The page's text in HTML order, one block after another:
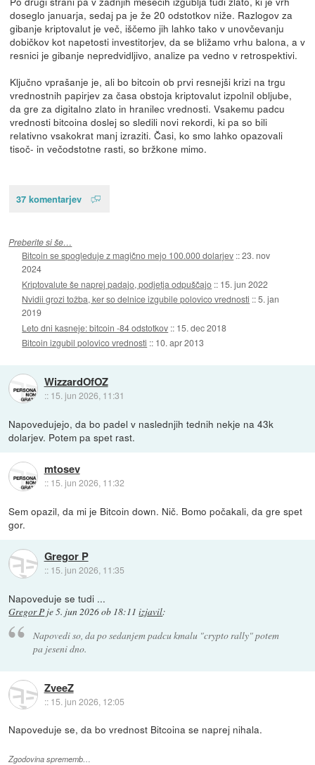
doseglo januarja, sedaj pa je že 20 odstotkov niže. Razlogov za
gibanje kriptovalut je več, iščemo jih lahko tako v unovčevanju
dobičkov kot napetosti investitorjev, da se bližamo vrhu balona, a v
resnici je gibanje nepredvidljivo, analize pa vedno v retrospektivi.
Ključno vprašanje je, ali bo bitcoin ob prvi resnejši krizi na trgu
vrednostnih papirjev za časa obstoja kriptovalut izpolnil obljube,
da gre za digitalno zlato in hranilec vrednosti. Vsakemu padcu
vrednosti bitcoina doslej so sledili novi rekordi, ki pa so bili
relativno vsakokrat manj izraziti. Časi, ko smo lahko opazovali
tisoč- in večodstotne rasti, so bržkone mimo.
37 komentarjev
Preberite si še…
Bitcoin se spogleduje z magično mejo 100.000 dolarjev ::23. nov
2024
Kriptovalute še naprej padajo, podjetja odpuščajo :: 15. jun 2022
Nvidii grozi tožba, ker so delnice izgubile polovico vrednosti ::5. jan
2019
Leto dni kasneje: bitcoin -84 odstotkov :: 15. dec 2018
Bitcoin izgubil polovico vrednosti :: 10. apr 2013
WizzardOfOZ
:: 15. jun 2026, 11:31
Napovedujejo, da bo padel v naslednjih tednih nekje na 43k
dolarjev. Potem pa spet rast.
mtosev
:: 15. jun 2026, 11:32
Sem opazil, da mi je Bitcoin down. Nič. Bomo počakali, da gre spet
gor.
Gregor P
:: 15. jun 2026, 11:35
Napoveduje se tudi ...
Gregor P je5. jun 2026 ob 18:11 izjavil:
Napovedi so, da po sedanjem padcu kmalu "crypto rally" potem
pa jeseni dno.
ZveeZ
:: 15. jun 2026, 12:05
Napoveduje se, da bo vrednost Bitcoina se naprej nihala.
Zgodovina sprememb…